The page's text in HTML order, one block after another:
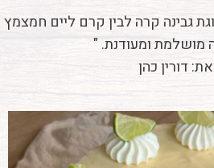
גבינה קרה לבין קרם ליים חמצמץ
מושלמת ומעודנת. "
דורין כהן